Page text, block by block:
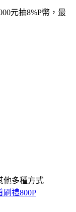
元抽8%P幣，最
他多種方式
刷禮800P